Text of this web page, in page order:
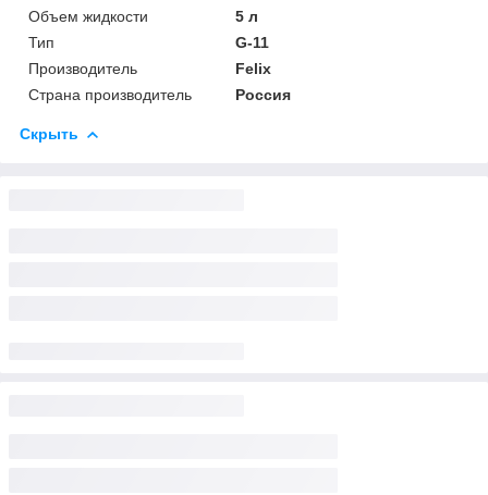
Объем жидкости
5 л
Тип
G-11
Производитель
Felix
Страна производитель
Россия
Скрыть